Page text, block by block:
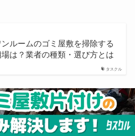
タスクル
ンルームのゴミ屋敷を掃除する
は？業者の種類・選び方とは